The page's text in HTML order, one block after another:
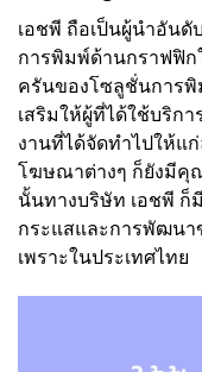
เอชพี ถือเป็นผู้นำอัน
การพิมพ์ด้านกราฟฟิ
ครันของโซลูชั่นการพิ
เสริมให้ผู้ที่ได้ใช้บริก
งานที่ได้จัดทำไปให้แ
โฆษณาต่างๆ ก็ยังมีคุ
นั้นทางบริษัท เอชพี ก็
กระแสและการพัฒน
เพราะในประเทศไทย